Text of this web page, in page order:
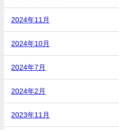
2024年11月
2024年10月
2024年7月
2024年2月
2023年11月